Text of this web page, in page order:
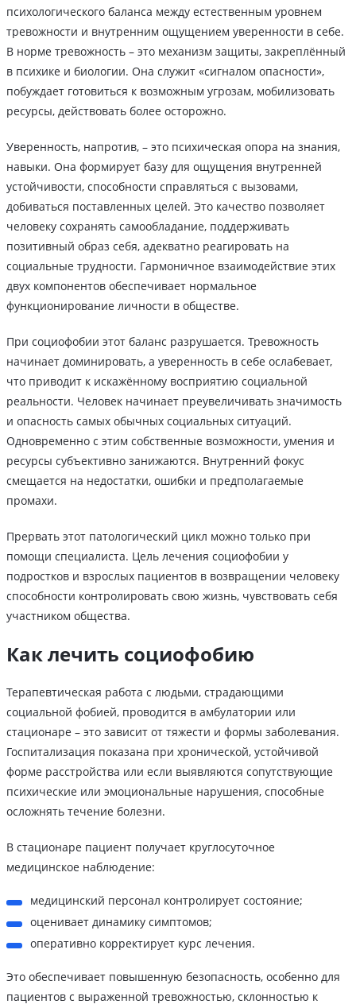
психологического баланса между естественным уровнем
тревожности и внутренним ощущением уверенности в себе.
В норме тревожность – это механизм защиты, закреплённый
в психике и биологии. Она служит «сигналом опасности»,
побуждает готовиться к возможным угрозам, мобилизовать
ресурсы, действовать более осторожно.
Уверенность, напротив, – это психическая опора на знания,
навыки. Она формирует базу для ощущения внутренней
устойчивости, способности справляться с вызовами,
добиваться поставленных целей. Это качество позволяет
человеку сохранять самообладание, поддерживать
позитивный образ себя, адекватно реагировать на
социальные трудности. Гармоничное взаимодействие этих
двух компонентов обеспечивает нормальное
функционирование личности в обществе.
При социофобии этот баланс разрушается. Тревожность
начинает доминировать, а уверенность в себе ослабевает,
что приводит к искажённому восприятию социальной
реальности. Человек начинает преувеличивать значимость
и опасность самых обычных социальных ситуаций.
Одновременно с этим собственные возможности, умения и
ресурсы субъективно занижаются. Внутренний фокус
смещается на недостатки, ошибки и предполагаемые
промахи.
Прервать этот патологический цикл можно только при
помощи специалиста. Цель лечения социофобии у
подростков и взрослых пациентов в возвращении человеку
способности контролировать свою жизнь, чувствовать себя
участником общества.
Как лечить социофобию
Терапевтическая работа с людьми, страдающими
социальной фобией, проводится в амбулатории или
стационаре – это зависит от тяжести и формы заболевания.
Госпитализация показана при хронической, устойчивой
форме расстройства или если выявляются сопутствующие
психические или эмоциональные нарушения, способные
осложнять течение болезни.
В стационаре пациент получает круглосуточное
медицинское наблюдение:
медицинский персонал контролирует состояние;
оценивает динамику симптомов;
оперативно корректирует курс лечения.
Это обеспечивает повышенную безопасность, особенно для
пациентов с выраженной тревожностью, склонностью к